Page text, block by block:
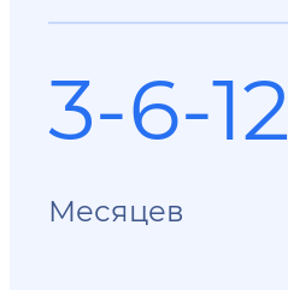
3-6-12
Месяцев